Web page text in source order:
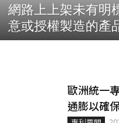
網路上上架未有明
意或授權製造的產
歐洲統一
通膨以確